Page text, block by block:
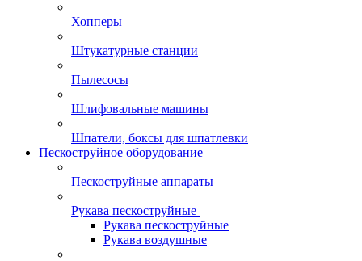
Хопперы
Штукатурные станции
Пылесосы
Шлифовальные машины
Шпатели, боксы для шпатлевки
Пескоструйное оборудование
Пескоструйные аппараты
Рукава пескоструйные
Рукава пескоструйные
Рукава воздушные